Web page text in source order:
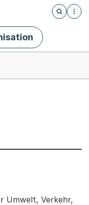
Öffnet
Geschäft
Umwelt, Verkehr,